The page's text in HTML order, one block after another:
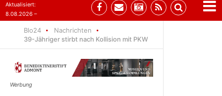
Aktualisiert:
8.08.2026 –
Blo24
Nachrichten
39-Jähriger stirbt nach Kollision mit PKW